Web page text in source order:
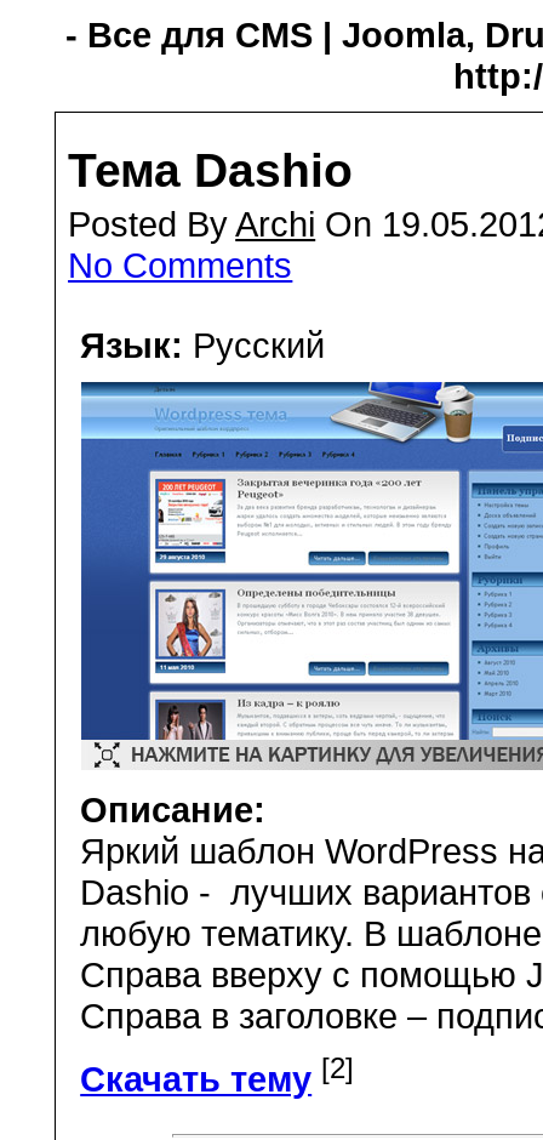
- Все для CMS | Joomla,
Тема Dashio
Posted ByArchi On
No Comments
Язык: Русский
Описание:
Яркий шаблон WordPress
Dashio - лучших вариантов
любую тематику. В
Справа вверху с помощью
Справа в заголовке –
Скачать тему [2]